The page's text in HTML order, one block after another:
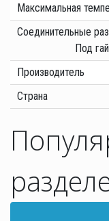
Максимальная
Соединительные
Под
Производитель
Страна